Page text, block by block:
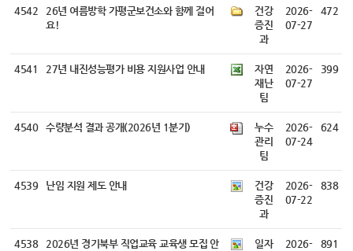
4542
26년 여름방학 가평군보건소와 함께 걸어
요!
건강
증진
과
2026-
07-27
472
4541 27년 내진성능평가 비용 지원사업 안내
자연
재난
팀
2026-
07-27
399
4540 수량분석 결과 공개(2026년 1분기)
누수
관리
팀
2026-
07-24
624
4539 난임 지원 제도 안내
건강
증진
과
2026-
07-22
838
4538
2026년 경기북부 직업교육 교육생 모집 안
일자
2026-
891